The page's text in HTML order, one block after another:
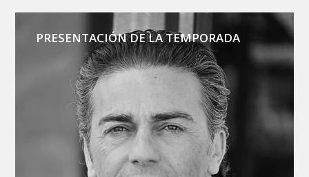
PRESENTACIÓN DE LA TEMPORADA